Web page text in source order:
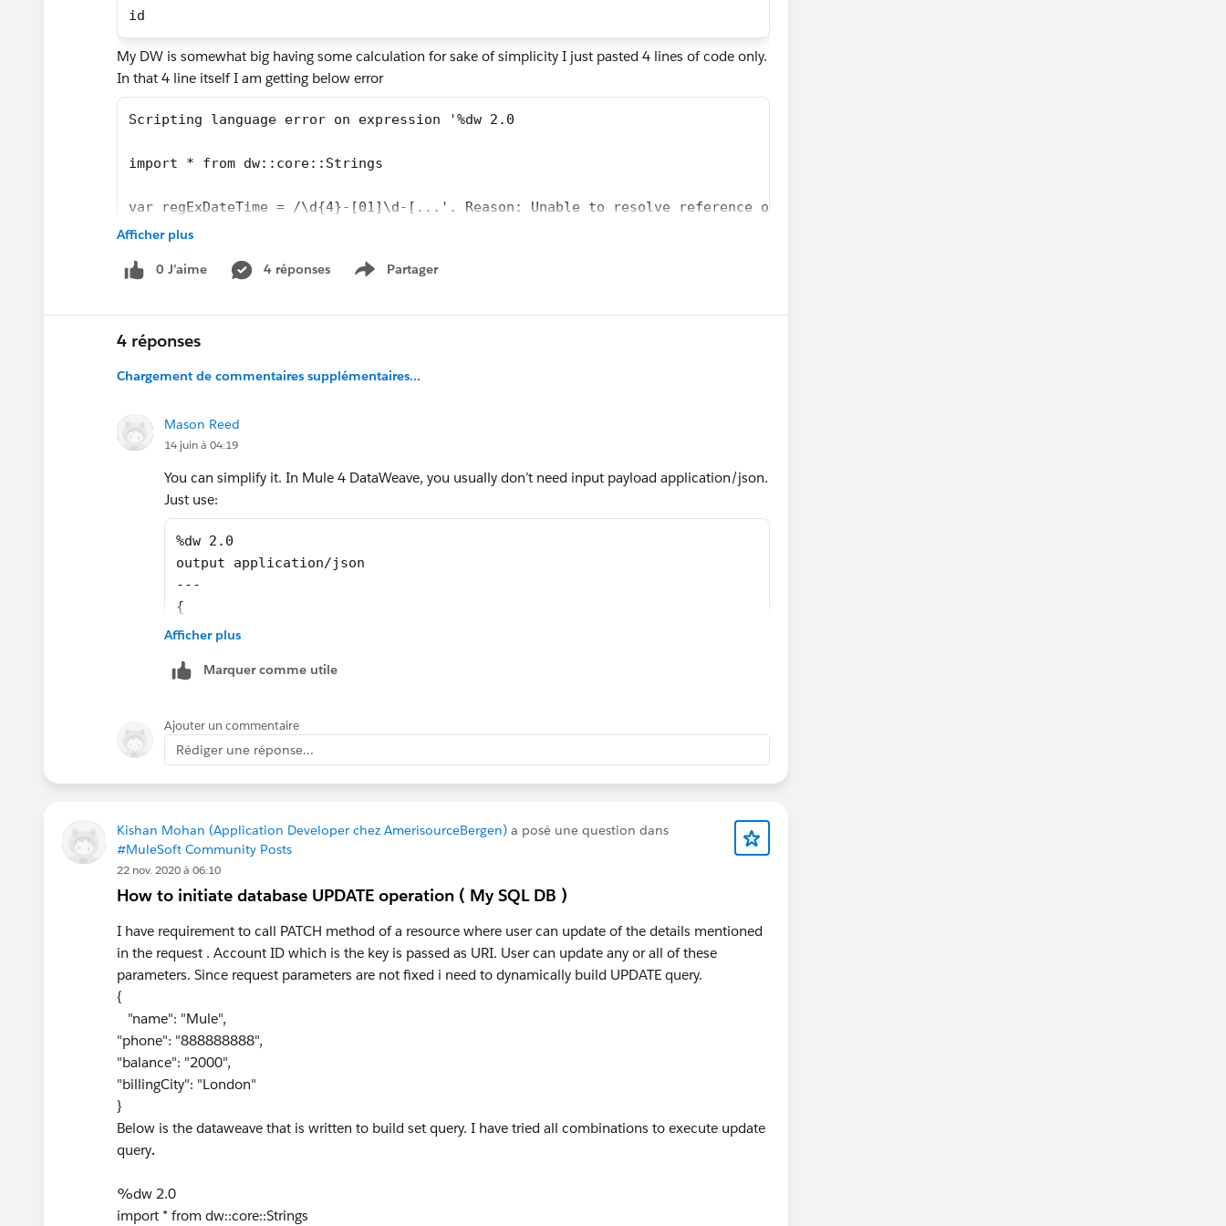
id
My DW is somewhat big having some calculation for sake of simplicity I just pasted 4 lines of code only.
In that 4 line itself I am getting below error
Scripting language error on expression '%dw 2.0
import * from dw::core::Strings
var regExDateTime = /\d{4}-[01]\d-[...'. Reason: Unable to resolve reference of payload..
I even tried by defining meta data for payload as like below
var id= payload.ChangeEventHeader.recordIds[0] as String
Afficher plus
0 J’aime 4 réponses Partager
Show menu
4 réponses
Chargement de commentaires supplémentaires...
Mason Reed
14 juin à 04:19
You can simplify it. In Mule 4 DataWeave, you usually don’t need input payload application/json.
Just use:
%dw 2.0
output application/json
---
{
  myRootElement: payload
Afficher plus
Marquer comme utile
Ajouter un commentaire
Rédiger une réponse...
Kishan Mohan (Application Developer chez AmerisourceBergen) a posé une question dans
#MuleSoft Community Posts
22 nov. 2020 à 06:10
How to initiate database UPDATE operation ( My SQL DB )
I have requirement to call PATCH method of a resource where user can update of the details mentioned
in the request . Account ID which is the key is passed as URI. User can update any or all of these
parameters. Since request parameters are not fixed i need to dynamically build UPDATE query.
{
"name": "Mule",
"phone": "888888888",
"balance": "2000",
"billingCity": "London"
}
Below is the dataweave that is written to build set query. I have tried all combinations to execute update
query.
%dw 2.0
import * from dw::core::Strings